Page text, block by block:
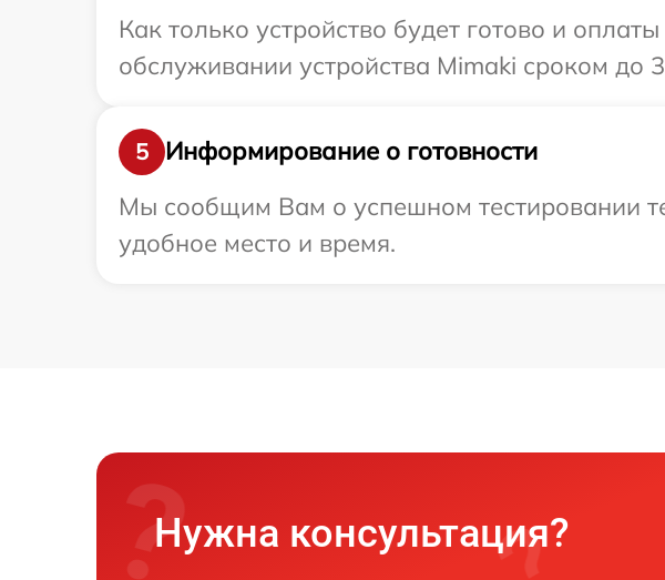
Как только устройство будет готово и
обслуживании устройства Mimaki сроком до 3
5
Информирование о готовности
Мы сообщим Вам о успешном тестировании
удобное место и время.
Нужна консультация?